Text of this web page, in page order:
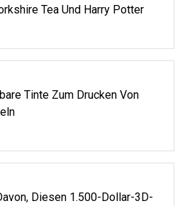
Tea Und Harry Potter
Tinte Zum Drucken Von
Diesen 1.500-Dollar-3D-